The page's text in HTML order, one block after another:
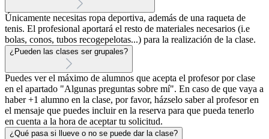
Únicamente necesitas ropa deportiva, además de una raqueta de
tenis. El profesional aportará el resto de materiales necesarios (i.e
bolas, conos, tubos recogepelotas...) para la realización de la clase.
¿Pueden las clases ser grupales?
Puedes ver el máximo de alumnos que acepta el profesor por clase
en el apartado "Algunas preguntas sobre mí". En caso de que vaya a
haber +1 alumno en la clase, por favor, házselo saber al profesor en
el mensaje que puedes incluir en la reserva para que pueda tenerlo
en cuenta a la hora de aceptar tu solicitud.
¿Qué pasa si llueve o no se puede dar la clase?